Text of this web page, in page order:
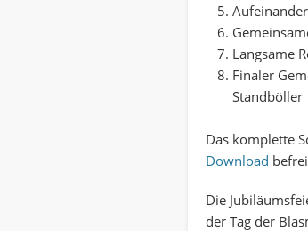
Langsame
Finaler
Standböller
Das komplette
Download
Die
der Tag der